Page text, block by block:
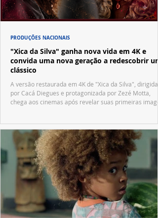
"Xica da Silva" ganha nova vida em 4K e
convida uma nova geração a redescobrir um
clássico
A versão restaurada em 4K de "Xica da Silva", dirigida
por Cacá Diegues e protagonizada por Zezé Motta,
chega aos cinemas após revelar suas primeiras
PRODUÇÕES NACIONAIS